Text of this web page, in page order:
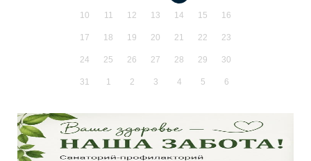
10 11 12 13 14 15 16
17 18 19 20 21 22 23
24 25 26 27 28 29 30
31 1 2 3 4 5 6